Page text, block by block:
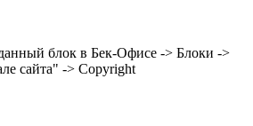
блок в Бек-Офисе -> Блоки ->
сайта" -> Copyright